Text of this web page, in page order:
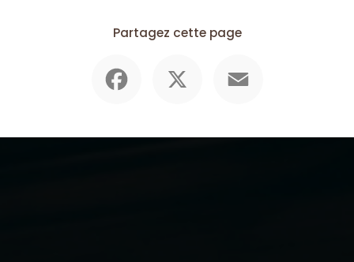
Partagez cette page